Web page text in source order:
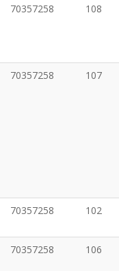
даатгалын хэлтэс
өмнөх
парк
70357258 108
70357258 107
70357258 102
70357258 106